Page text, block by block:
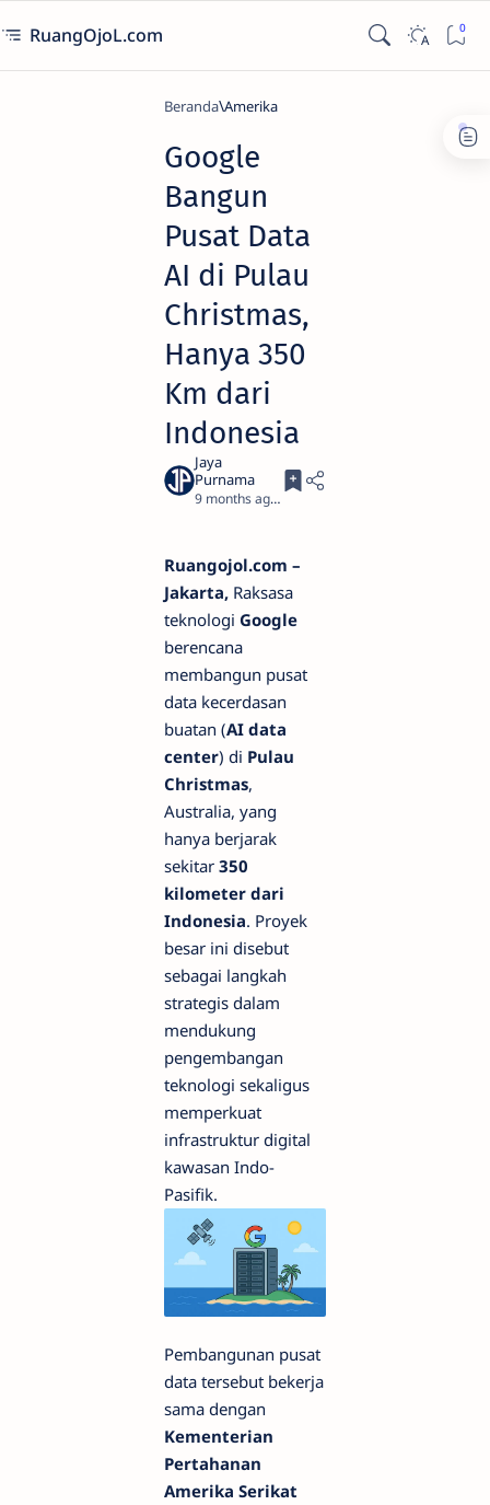
RuangOjoL.com
Beranda Amerika
Google
Bangun
Pusat Data
AI di Pulau
Christmas,
Hanya 350
Km dari
Indonesia
9 months ago
Ruangojol.com –
Jakarta, Raksasa
teknologi Google
berencana
membangun pusat
data kecerdasan
buatan (AI data
center) di Pulau
Christmas,
Australia, yang
hanya berjarak
sekitar 350
kilometer dari
Indonesia. Proyek
besar ini disebut
sebagai langkah
strategis dalam
mendukung
pengembangan
teknologi sekaligus
memperkuat
infrastruktur digital
kawasan Indo-
Pasifik.
Pembangunan pusat
data tersebut bekerja
sama dengan
Kementerian
Pertahanan
Amerika Serikat